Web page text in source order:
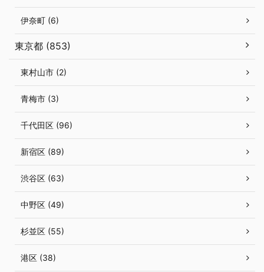
伊奈町 (6)
東京都 (853)
東村山市 (2)
青梅市 (3)
千代田区 (96)
新宿区 (89)
渋谷区 (63)
中野区 (49)
杉並区 (55)
港区 (38)